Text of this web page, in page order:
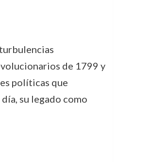
de 1799 y
políticas que
su legado como